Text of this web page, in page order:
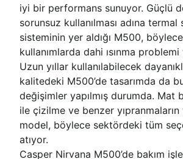
iyi bir performans sunuyor. Güçlü
sorunsuz kullanılması adına termal
sisteminin yer aldığı M500,
kullanımlarda dahi ısınma problemi
Uzun yıllar kullanılabilecek
kalitedeki M500’de tasarımda da
değişimler yapılmış durumda. Mat
ile çizilme ve benzer yıpranmaların
model, böylece sektördeki tüm
atıyor.
Casper Nirvana M500’de bakım